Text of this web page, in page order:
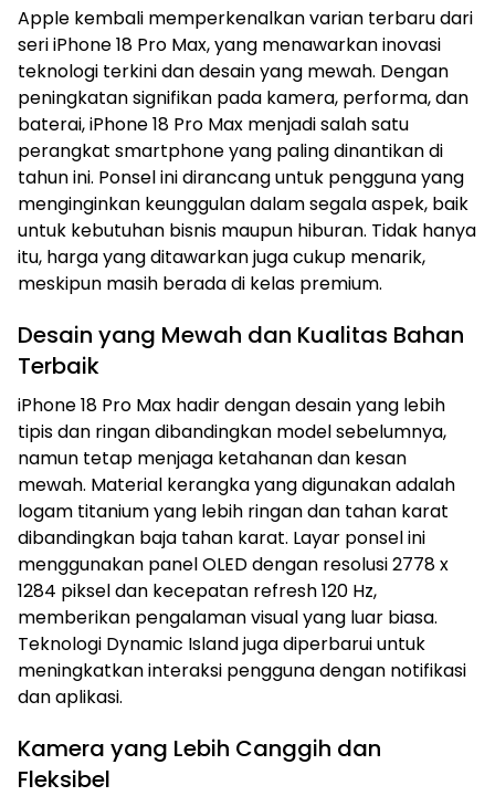
Apple kembali memperkenalkan varian terbaru dari
seri iPhone 18 Pro Max, yang menawarkan inovasi
teknologi terkini dan desain yang mewah. Dengan
peningkatan signifikan pada kamera, performa, dan
baterai, iPhone 18 Pro Max menjadi salah satu
perangkat smartphone yang paling dinantikan di
tahun ini. Ponsel ini dirancang untuk pengguna yang
menginginkan keunggulan dalam segala aspek, baik
untuk kebutuhan bisnis maupun hiburan. Tidak hanya
itu, harga yang ditawarkan juga cukup menarik,
meskipun masih berada di kelas premium.
Desain yang Mewah dan Kualitas Bahan
Terbaik
iPhone 18 Pro Max hadir dengan desain yang lebih
tipis dan ringan dibandingkan model sebelumnya,
namun tetap menjaga ketahanan dan kesan
mewah. Material kerangka yang digunakan adalah
logam titanium yang lebih ringan dan tahan karat
dibandingkan baja tahan karat. Layar ponsel ini
menggunakan panel OLED dengan resolusi 2778 x
1284 piksel dan kecepatan refresh 120 Hz,
memberikan pengalaman visual yang luar biasa.
Teknologi Dynamic Island juga diperbarui untuk
meningkatkan interaksi pengguna dengan notifikasi
dan aplikasi.
Kamera yang Lebih Canggih dan
Fleksibel